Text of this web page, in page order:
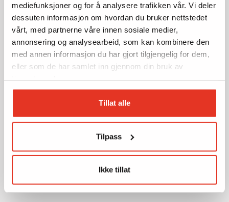
mediefunksjoner og for å analysere trafikken vår. Vi deler
dessuten informasjon om hvordan du bruker nettstedet
vårt, med partnerne våre innen sosiale medier,
annonsering og analysearbeid, som kan kombinere den
med annen informasjon du har gjort tilgjengelig for dem,
eller som de har samlet inn gjennom din bruk av
Tillat alle
Tilpass
Ikke tillat